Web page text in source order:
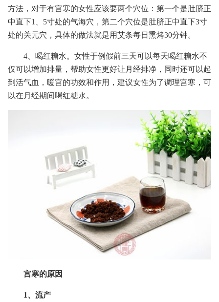
方法，对于有宫寒的女性应该要两个穴位：第一个是肚脐正
中直下1、5寸处的气海穴，第二个穴位是肚脐正中直下3寸
处的关元穴，具体的做法就是用艾条每日熏烤30分钟。
4、喝红糖水。女性于例假前三天可以每天喝红糖水不
仅可以增加排量，帮助女性更好让月经排净，同时还可以起
到活气血，暖宫的功效和作用，建议女性为了调理宫寒，可
以在月经期间喝红糖水。
宫寒的原因
1、流产